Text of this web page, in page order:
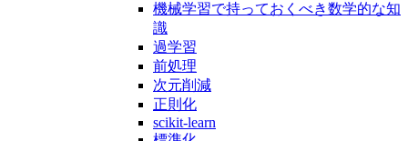
機械学習で持っておくべき数学的な知
識
過学習
前処理
次元削減
正則化
scikit-learn